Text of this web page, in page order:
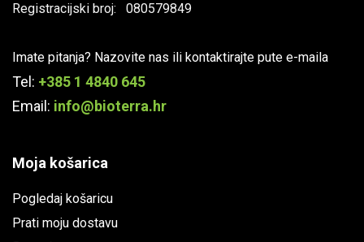
Registracijski broj: 080579849
Imate pitanja? Nazovite nas ili kontaktirajte pute e-maila
Tel: +385 1 4840 645
Email: info@bioterra.hr
Moja košarica
Pogledaj košaricu
Prati moju dostavu